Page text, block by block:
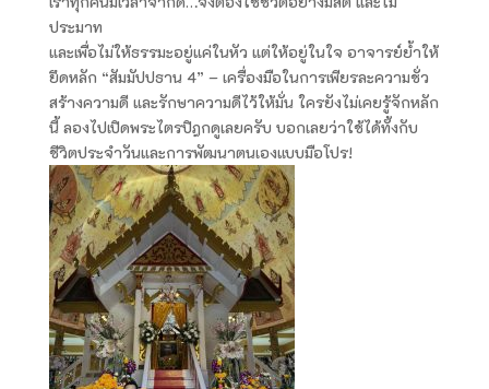
ประมาท
และเพื่อไม่ให้ธรรมะอยู่แค่ในหัว แต่ให้อยู่ในใจ อาจารย์ย้ำให้
ยึดหลัก “สัมมัปปธาน 4” – เครื่องมือในการเพียรละความชั่ว
สร้างความดี และรักษาความดีไว้ให้มั่น ใครยังไม่เคยรู้จักหลัก
นี้ ลองไปเปิดพระไตรปิฎกดูเลยครับ บอกเลยว่าใช้ได้ทั้งกับ
ชีวิตประจำวันและการพัฒนาตนเองแบบมือโปร!